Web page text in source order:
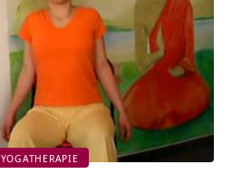
YOGATHERAPIE